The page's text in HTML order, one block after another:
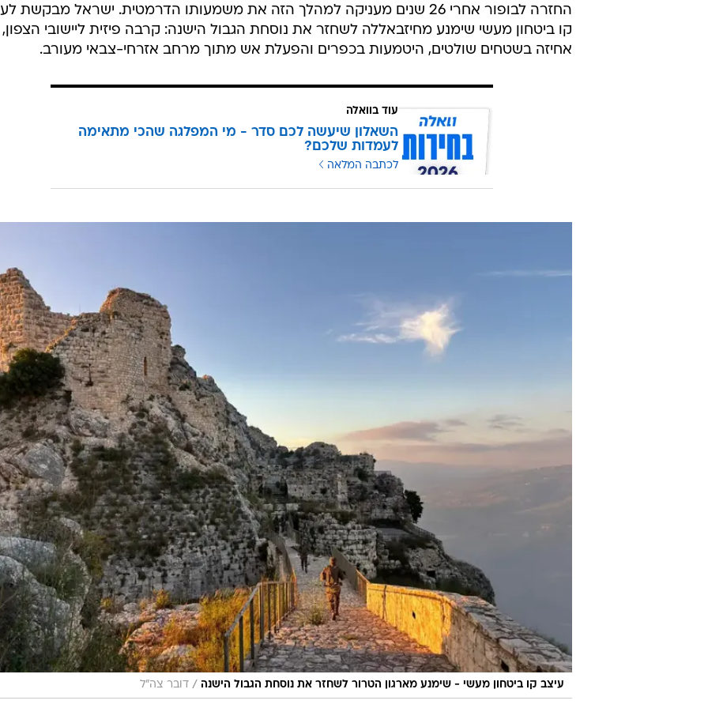
החזרה לבופור אחרי 26 שנים מעניקה למהלך הזה את משמעותו הדרמטית. ישראל מבקשת
קו ביטחון מעשי שימנע מחיזבאללה לשחזר את נוסחת הגבול הישנה: קרבה פיזית ליישובי הצפון,
אחיזה בשטחים שולטים, היטמעות בכפרים והפעלת אש מתוך מרחב אזרחי-צבאי מעורב.
עוד בוואלה
השאלון שיעשה לכם סדר - מי המפלגה שהכי מתאימה
לעמדות שלכם?
לכתבה המלאה
עיצב קו ביטחון מעשי - שימנע מארגון הטרור לשחזר את נוסחת הגבול הישנה / דובר צה"ל